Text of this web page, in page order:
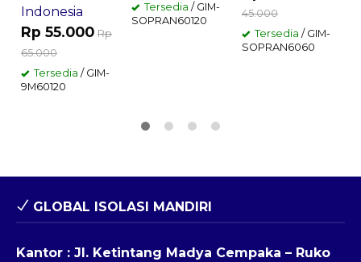
Indonesia
Rp 55.000 Rp
65.000
Tersedia / GIM-
9M60120
Tersedia / GIM-
SOPRAN60120
45.000
Tersedia / GIM-
SOPRAN6060
GLOBAL ISOLASI MANDIRI
Kantor : Jl. Ketintang Madya Cempaka – Ruko